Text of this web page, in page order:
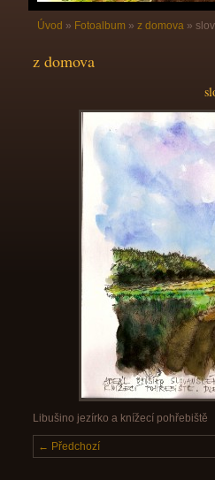
Úvod » Fotoalbum » z domova »
z domova
Libušino jezírko a knížecí pohřebiště
← Předchozí